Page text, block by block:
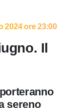
2024 ore 23:00
Il
sereno